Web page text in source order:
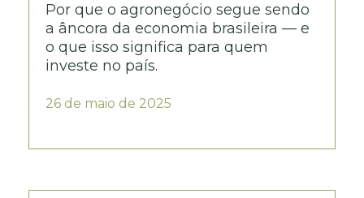
Por que o agronegócio segue sendo
a âncora da economia brasileira — e
o que isso significa para quem
investe no país.
26 de maio de 2025